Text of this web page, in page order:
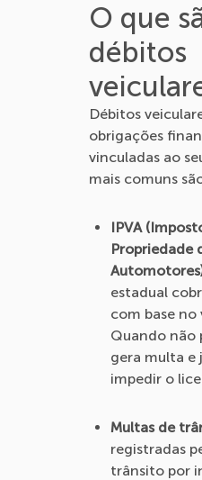
O que
débitos
Débitos
obrigações
vinculadas ao
mais comuns
IPVA
Propriedade
estadual
com base no
Quando não
gera multa e
impedir o
Multas de
registradas
trânsito por